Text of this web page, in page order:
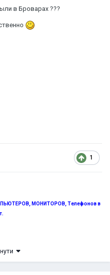
в Броварах ???
1
МОНИТОРОВ, Телефонов в